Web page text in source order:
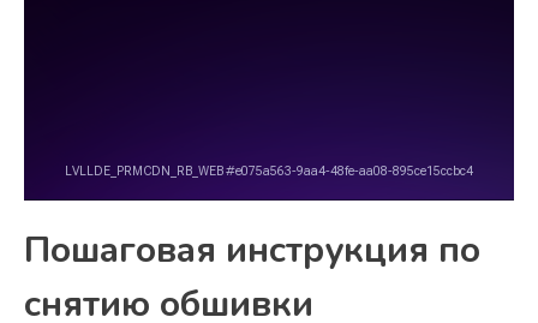
Пошаговая инструкция по
снятию обшивки